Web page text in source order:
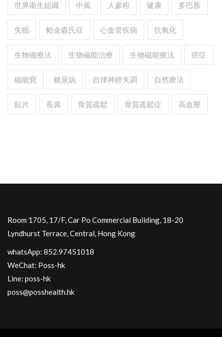
世界衛生組織 中風 人參粉 健康 多巴胺
失眠 帕金森氏症 心血管疾病 抗氧化
生物磁療法 生物磁能治療 生物磁能療法 癌症
磁能寶 糖尿病 自律神經失調 自然療法
貼片 長壽 骨質疏鬆 骨質疏鬆症 高血壓
Room 1705, 17/F, Car Po Commercial Building, 18-20
Lyndhurst Terrace, Central, Hong Kong
whatsApp: 852.97451018
WeChat: Poss-hk
Line: poss-hk
poss@posshealth.hk